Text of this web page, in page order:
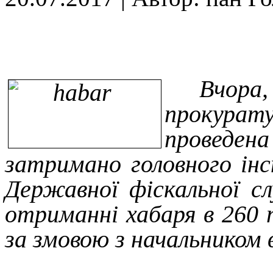
затримано головного
Державної фіскальної
отриманні хабаря в 260
за змовою з начальником